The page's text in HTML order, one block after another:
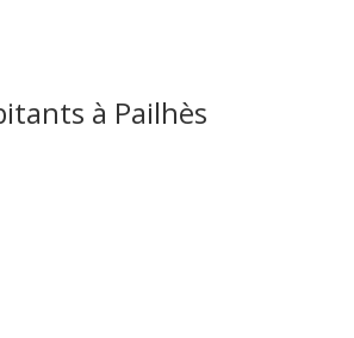
à Pailhès